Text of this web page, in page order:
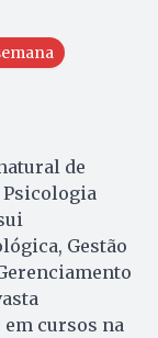
de
Psicologia
Gestão
cursos na